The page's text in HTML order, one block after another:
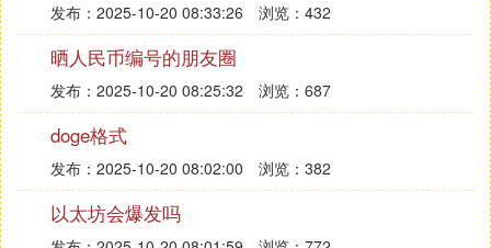
速、安全的跨境转账；在智能合约领域，TRX可以支
持智能合约的部署和执行；在游戏娱乐领域，TRX也
可以作为虚拟商品交易的媒介。此外，随着波场币生
态系统的不断完善，其应用场景也在不断扩大。🔽🚀
🎮等各个领域都将受益于TRX的应用和发展。🌐🌟同
时，随着区块链技术的不断发展和普及，TRX的应用
前景将更加广阔。🔥🚀五、波场币的风险与监管风险
是数字货币市场不可忽视的一部分。然而，波场币作
为一种合规的数字货币，在监管方面表现出较高的合
发布：2025-10-20 08:33:26 浏览：432
晒人民币编号的朋友圈
发布：2025-10-20 08:25:32 浏览：687
doge格式
发布：2025-10-20 08:02:00 浏览：382
以太坊会爆发吗